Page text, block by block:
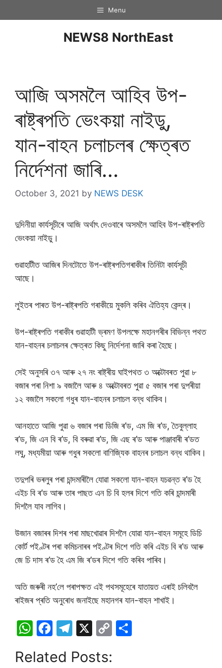
Menu
NEWS8 NorthEast
আজি অসমলৈ আহিব উপ-
ৰাষ্ট্ৰপতি ভেংকয়া নাইডু,
যান-বাহন চলাচলৰ ক্ষেত্ৰত
নিৰ্দেশনা জাৰি…
October 3, 2021 by NEWS DESK
দুদিনীয়া কাৰ্যসূচীৰে আজি অৰ্থাৎ দেওবাৰে অসমলৈ আহিব উপ-ৰাষ্ট্ৰপতি
ভেংকয়া নাইডু।
গুৱাহাটীত আজিৰ দিনটোতে উপ-ৰাষ্ট্ৰপতিগৰাকীৰ তিনিটা কাৰ্যসূচী
আছে।
লুইতৰ পাৰত উপ-ৰাষ্ট্ৰপতি গৰাকীয়ে মুকলি কৰিব ঐতিহ্য কেন্দ্ৰ।
উপ-ৰাষ্ট্ৰপতি গৰাকীৰ গুৱাহাটী ভ্ৰমণ উপলক্ষে মহানগৰীৰ বিভিন্ন পথত
যান-বাহনৰ চলাচলৰ ক্ষেত্ৰত কিছু নিৰ্দেশনা জাৰি কৰা হৈছে।
সেই অনুসৰি ৩৭ আৰু ২৭ নং ৰাষ্ট্ৰীয় ঘাইপথত ৩ অক্টোবৰত পুৱা ৮
বজাৰ পৰা নিশা ৯ বজালৈ আৰু ৪ অক্টোবৰত পুৱা ৫ বজাৰ পৰা দুপৰীয়া
১২ বজালৈ সকলো গধুৰ যান-বাহনৰ চলাচল বন্ধ থাকিব।
আনহাতে আজি পুৱা ৬ বজাৰ পৰা ডিজি ৰ’ড, এম জি ৰ’ড, তৈবুল্লাহ
ৰ’ড, জি এন বি ৰ’ড, বি বৰুৱা ৰ’ড, জি এছ ৰ’ড আৰু পাঞ্জাবাৰী ৰ’ডত
লঘু, মধ্যমীয়া আৰু গধুৰ সকলো বাণিজ্যিক বাহনৰ চলাচল বন্ধ থাকিব।
তদুপৰি ভৰলুৰ পৰা চান্দমাৰীলৈ যোৱা সকলো যান-বাহন যচৱন্ত ৰ’ড হৈ
এইচ বি ৰ’ড আৰু তাৰ পাছত এন চি বি হলৰ দিশে গতি কৰি চান্দমাৰী
দিশলৈ যাব লাগিব।
উজান বজাৰৰ দিশৰ পৰা মাছখোৱাৰ দিশলৈ যোৱা যান-বাহন সমূহে ডিচি
কোৰ্ট পইণ্টৰ পৰা কমিচনাৰৰ পইণ্টৰ দিশে গতি কৰি এইচ বি ৰ’ড আৰু
জে চি দাস ৰ’ড হৈ এম জি ৰ’ডৰ দিশে গতি কৰিব পাৰিব।
অতি জৰুৰী নহ’লে পৰাপক্ষত এই পথসমূহেৰে যাতায়ত এৰাই চলিবলৈ
ৰাইজৰ প্ৰতি অনুৰোধ জনাইছে মহানগৰ যান-বাহন শাখাই।
W
at
F
c
T
e
X
C
Related Posts: